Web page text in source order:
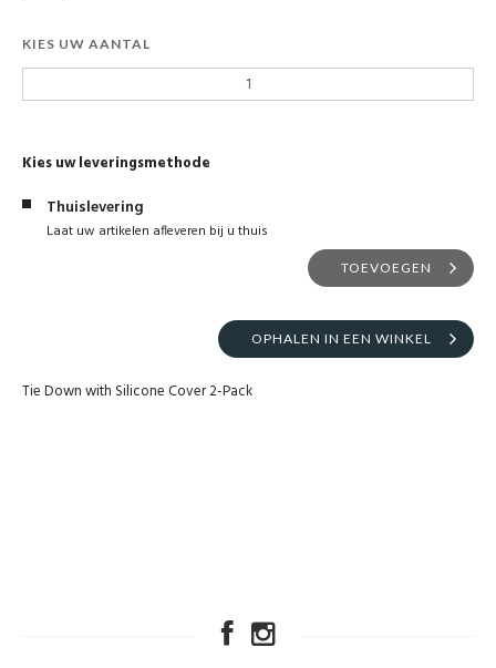
KIES UW AANTAL
Kies uw leveringsmethode
Thuislevering
Laat uw artikelen afleveren bij u thuis
TOEVOEGEN
OPHALEN IN EEN WINKEL
Tie Down with Silicone Cover 2-Pack